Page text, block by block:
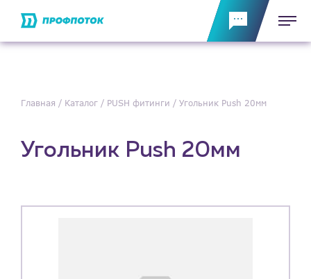
Главная Каталог PUSH фитинги Угольник Push 20мм
Угольник Push 20мм